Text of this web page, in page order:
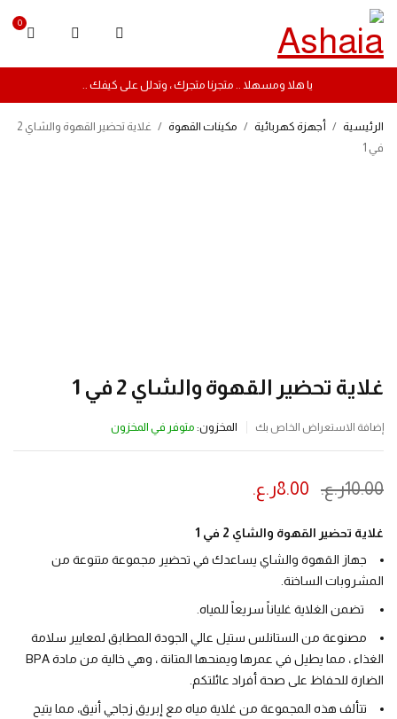
0
يا هلا ومسهلا .. متجرنا متجرك ، وتدلل على كيفك ..
الرئيسية / أجهزة كهربائية / مكينات القهوة /
غلاية تحضير القهوة والشاي 2
في 1
غلاية تحضير القهوة والشاي 2 في 1
إضافة الاستعراض الخاص بك المخزون: متوفر في المخزون
ينتهي العرض بعد :
10.00ر.ع. 8.00ر.ع.
غلاية تحضير القهوة والشاي 2 في 1
جهاز القهوة والشاي يساعدك في تحضير مجموعة متنوعة من
المشروبات الساخنة.
تضمن الغلاية غلياناً سريعاً للمياه.
مصنوعة من الستانلس ستيل عالي الجودة المطابق لمعايير سلامة
الغذاء ، مما يطيل في عمرها ويمنحها المتانة ، وهي خالية من مادة BPA
الضارة للحفاظ على صحة أفراد عائلتكم.
تتألف هذه المجموعة من غلاية مياه مع إبريق زجاجي أنيق، مما يتيح